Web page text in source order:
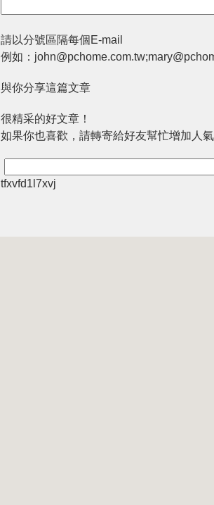
請以分號區隔每個E-mail
例如：
與你分享這篇文章
很精采的好文章！
如果你也喜歡，請轉寄給好友幫忙增加人
tfxvfd1l7xvj